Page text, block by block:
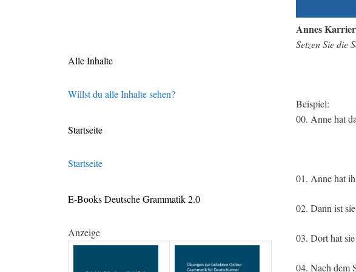
Annes
Setzen Sie die
Beispiel:
00. Anne hat
01. Anne hat
02. Dann ist
03. Dort hat
04. Nach dem
Alle Inhalte
Willst du alle Inhalte sehen?
Startseite
Startseite
E-Books Deutsche Grammatik 2.0
Anzeige